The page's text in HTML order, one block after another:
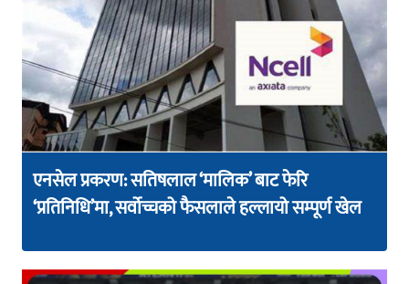
एनसेल प्रकरण: सतिषलाल ‘मालिक’ बाट फेरि
‘प्रतिनिधि’मा, सर्वोच्चको फैसलाले हल्लायो सम्पूर्ण खेल